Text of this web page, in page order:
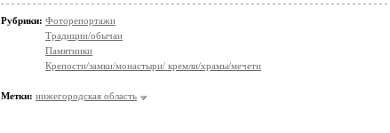
Рубрики: Фоторепортажи
Традиции/обычаи
Памятники
Крепости/замки/монастыри/ кремли/храмы/мечети
Метки: нижегородская область